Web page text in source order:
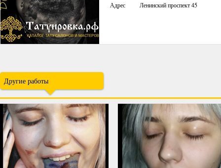
Адрес
Ленинский проспект 45
Другие работы